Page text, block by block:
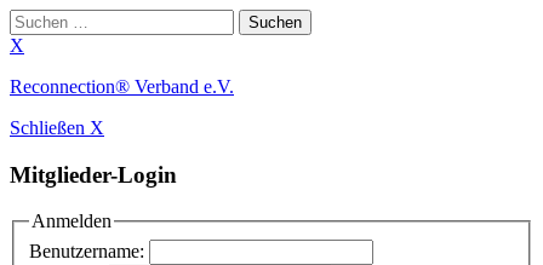
Suchen
nach:
X
Zum
springen
Reconnection® Verband e.V.
Schließen X
Mitglieder-Login
Anmelden
Benutzername: